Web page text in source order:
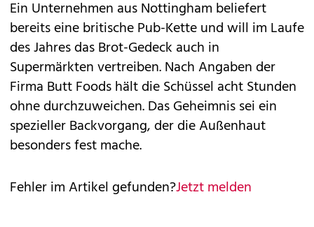
Ein Unternehmen aus Nottingham beliefert
bereits eine britische Pub-Kette und will im Laufe
des Jahres das Brot-Gedeck auch in
Supermärkten vertreiben. Nach Angaben der
Firma Butt Foods hält die Schüssel acht Stunden
ohne durchzuweichen. Das Geheimnis sei ein
spezieller Backvorgang, der die Außenhaut
besonders fest mache.
Fehler im Artikel gefunden?Jetzt melden